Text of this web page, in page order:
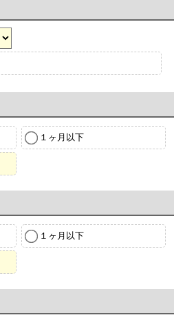
１ヶ月以下
１ヶ月以下